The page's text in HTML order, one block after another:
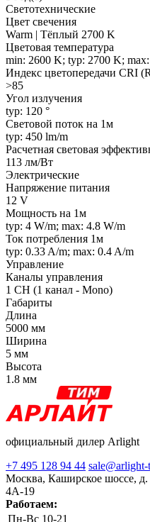
Светотехнические
Цвет свечения
Warm | Тёплый 2700 K
Цветовая температура
min: 2600 K; typ: 2700 K;
Индекс цветопередачи CRI
>85
Угол излучения
typ: 120 °
Световой поток на 1м
typ: 450 lm/m
Расчетная световая
113 лм/Вт
Электрические
Напряжение питания
12 V
Мощность на 1м
typ: 4 W/m; max: 4.8 W/m
Ток потребления 1м
typ: 0.33 A/m; max: 0.4 A/m
Управление
Каналы управления
1 CH (1 канал - Mono)
Габариты
Длина
5000 мм
Ширина
5 мм
Высота
1.8 мм
официальный дилер Arlight
+7 495 128 94 44 sale@arlight-
Москва, Каширское шоссе, д.
4А-19
Работаем:
Пн-Вс 10-21